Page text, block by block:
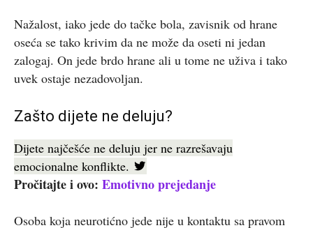
Nažalost, iako jede do tačke bola, zavisnik od hrane
oseća se tako krivim da ne može da oseti ni jedan
zalogaj. On jede brdo hrane ali u tome ne uživa i tako
uvek ostaje nezadovoljan.
Zašto dijete ne deluju?
Dijete najčešće ne deluju jer ne razrešavaju
emocionalne konflikte.
Pročitajte i ovo: Emotivno prejedanje
Osoba koja neurotićno jede nije u kontaktu sa pravom